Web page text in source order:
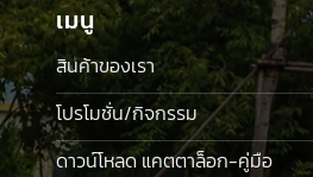
เมนู
สินค้าของเรา
โปรโมชั่น/กิจกรรม
ดาวน์โหลด แคตตาล็อก-คู่มือ